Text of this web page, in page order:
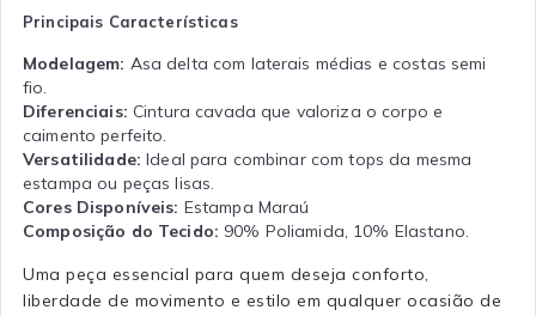
Principais Características
Modelagem: Asa delta com laterais médias e costas semi
fio.
Diferenciais: Cintura cavada que valoriza o corpo e
caimento perfeito.
Versatilidade: Ideal para combinar com tops da mesma
estampa ou peças lisas.
Cores Disponíveis: Estampa Maraú
Composição do Tecido: 90% Poliamida, 10% Elastano.
Uma peça essencial para quem deseja conforto,
liberdade de movimento e estilo em qualquer ocasião de